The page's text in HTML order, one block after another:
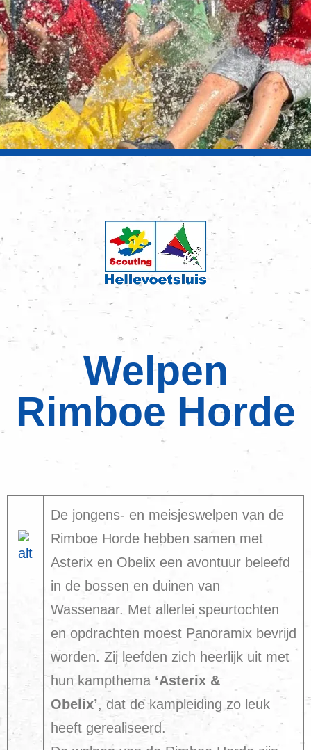
Welpen
Rimboe Horde
De jongens- en meisjeswelpen van de
Rimboe Horde hebben samen met
Asterix en Obelix een avontuur beleefd
in de bossen en duinen van
Wassenaar. Met allerlei speurtochten
en opdrachten moest Panoramix bevrijd
worden. Zij leefden zich heerlijk uit met
hun kampthema ‘Asterix &
Obelix’, dat de kampleiding zo leuk
heeft gerealiseerd.